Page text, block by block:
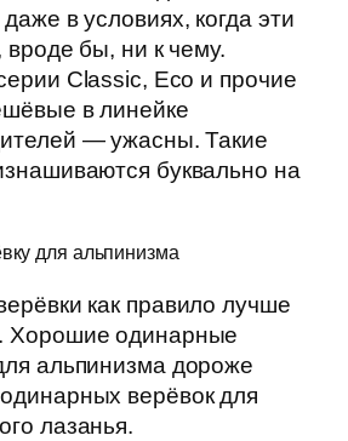
в условиях, когда эти
вроде бы, ни к чему.
Classic, Eco и прочие
в линейке
— ужасны. Такие
буквально на
для альпинизма
как правило лучше
Хорошие одинарные
альпинизма дороже
верёвок для
лазанья.